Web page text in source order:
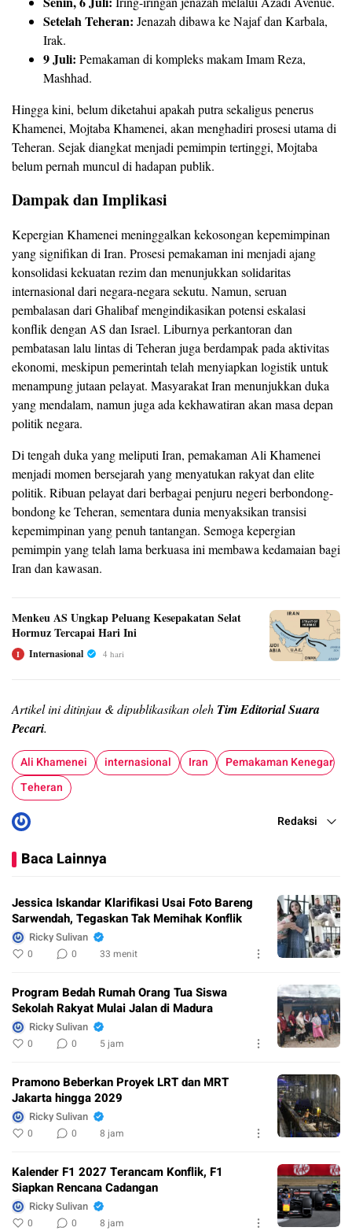
Setelah Teheran: Jenazah dibawa ke Najaf dan Karbala,
Irak.
9 Juli: Pemakaman di kompleks makam Imam Reza,
Mashhad.
Hingga kini, belum diketahui apakah putra sekaligus penerus
Khamenei, Mojtaba Khamenei, akan menghadiri prosesi utama di
Teheran. Sejak diangkat menjadi pemimpin tertinggi, Mojtaba
belum pernah muncul di hadapan publik.
Dampak dan Implikasi
Kepergian Khamenei meninggalkan kekosongan kepemimpinan
yang signifikan di Iran. Prosesi pemakaman ini menjadi ajang
konsolidasi kekuatan rezim dan menunjukkan solidaritas
internasional dari negara-negara sekutu. Namun, seruan
pembalasan dari Ghalibaf mengindikasikan potensi eskalasi
konflik dengan AS dan Israel. Liburnya perkantoran dan
pembatasan lalu lintas di Teheran juga berdampak pada aktivitas
ekonomi, meskipun pemerintah telah menyiapkan logistik untuk
menampung jutaan pelayat. Masyarakat Iran menunjukkan duka
yang mendalam, namun juga ada kekhawatiran akan masa depan
politik negara.
Di tengah duka yang meliputi Iran, pemakaman Ali Khamenei
menjadi momen bersejarah yang menyatukan rakyat dan elite
politik. Ribuan pelayat dari berbagai penjuru negeri berbondong-
bondong ke Teheran, sementara dunia menyaksikan transisi
kepemimpinan yang penuh tantangan. Semoga kepergian
pemimpin yang telah lama berkuasa ini membawa kedamaian bagi
Iran dan kawasan.
Menkeu AS Ungkap Peluang Kesepakatan Selat
Hormuz Tercapai Hari Ini
I Internasional 4 hari
Artikel ini ditinjau & dipublikasikan oleh Tim Editorial Suara
Pecari.
Ali Khamenei internasional Iran
Pemakaman Kenegaraan
Teheran
Redaksi
Baca Lainnya
Jessica Iskandar Klarifikasi Usai Foto Bareng
Sarwendah, Tegaskan Tak Memihak Konflik
Ricky Sulivan
0 0 33 menit
Program Bedah Rumah Orang Tua Siswa
Sekolah Rakyat Mulai Jalan di Madura
Ricky Sulivan
0 0 5 jam
Pramono Beberkan Proyek LRT dan MRT
Jakarta hingga 2029
Ricky Sulivan
0 0 8 jam
Kalender F1 2027 Terancam Konflik, F1
Siapkan Rencana Cadangan
Ricky Sulivan
0 0 8 jam